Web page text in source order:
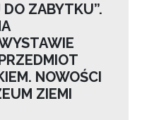
ZABYTKU”.
NOWOŚCI
ZIEMI